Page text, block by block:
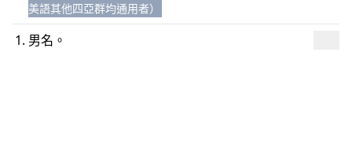
美語其他四亞群均通用者）
男名。